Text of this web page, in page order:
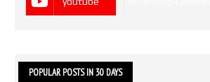
POPULAR POSTS IN 30 DAYS